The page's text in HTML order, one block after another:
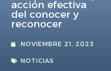
acción efectiva
del conocer y
reconocer
NOVIEMBRE 21, 2023
NOTICIAS